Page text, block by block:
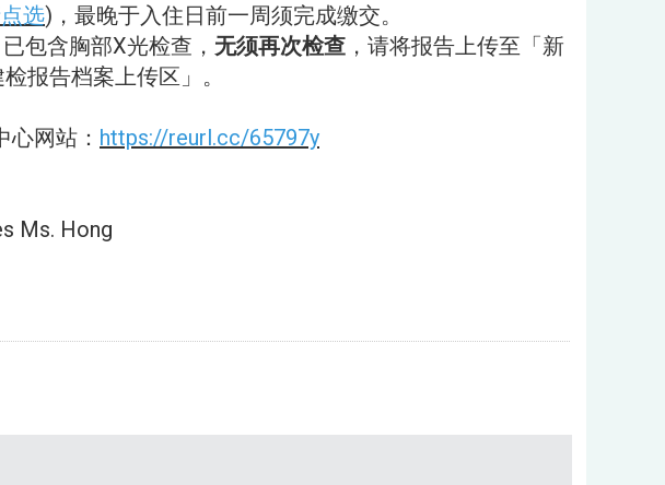
选)，最晚于入住日前一周须完成缴交。
包含胸部X光检查， 无须再次检查 ，请将报告上传至「新
报告档案上传区」。
网站： https://reurl.cc/65797y
Ms. Hong